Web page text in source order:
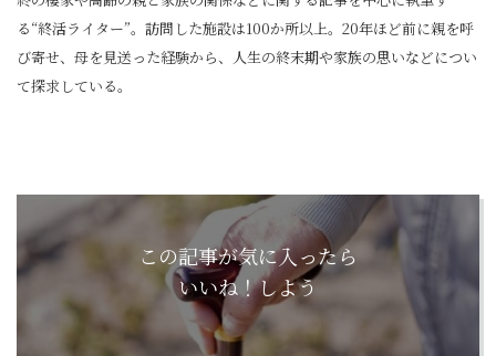
る“終活ライター”。訪問した施設は100か所以上。20年ほど前に親を呼
び寄せ、母を見送った経験から、人生の終末期や家族の思いなどについ
て探求している。
この記事が気に入ったら
いいね！しよう